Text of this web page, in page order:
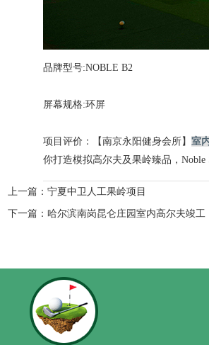
品牌型号:NOBLE B2
屏幕规格:环屏
项目评价：【南京永阳健身会所】 室
你打造模拟高尔夫及果岭臻品，
上一篇： 宁夏中卫人工果岭项目
下一篇： 哈尔滨南岗昆仑庄园室内高尔夫竣工